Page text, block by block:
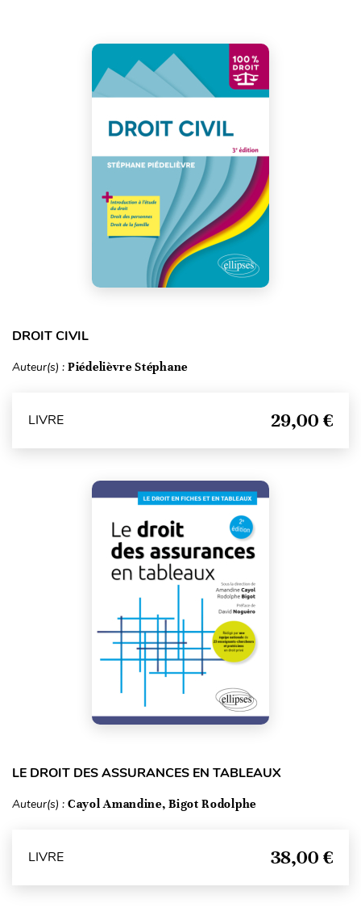
DROIT CIVIL
Auteur(s) : Piédelièvre Stéphane
LIVRE 29,00 €
LE DROIT DES ASSURANCES EN TABLEAUX
Auteur(s) : Cayol Amandine, Bigot Rodolphe
LIVRE 38,00 €